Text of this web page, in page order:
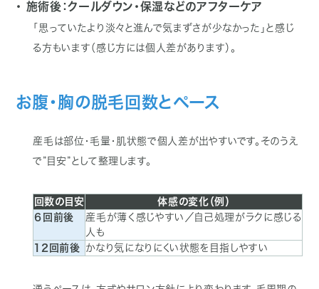
・ 施術後：クールダウン・保湿などのアフターケア
「思っていたより淡々と進んで気まずさが少なかった」と感じ
る方もいます（感じ方には個人差があります）。
お腹・胸の脱毛回数とペース
産毛は部位・毛量・肌状態で個人差が出やすいです。そのうえ
で”目安”として整理します。
回数の目安
体感の変化（例）
６回前後
産毛が薄く感じやすい／自己処理がラクに感じる
人も
12回前後
かなり気になりにくい状態を目指しやすい